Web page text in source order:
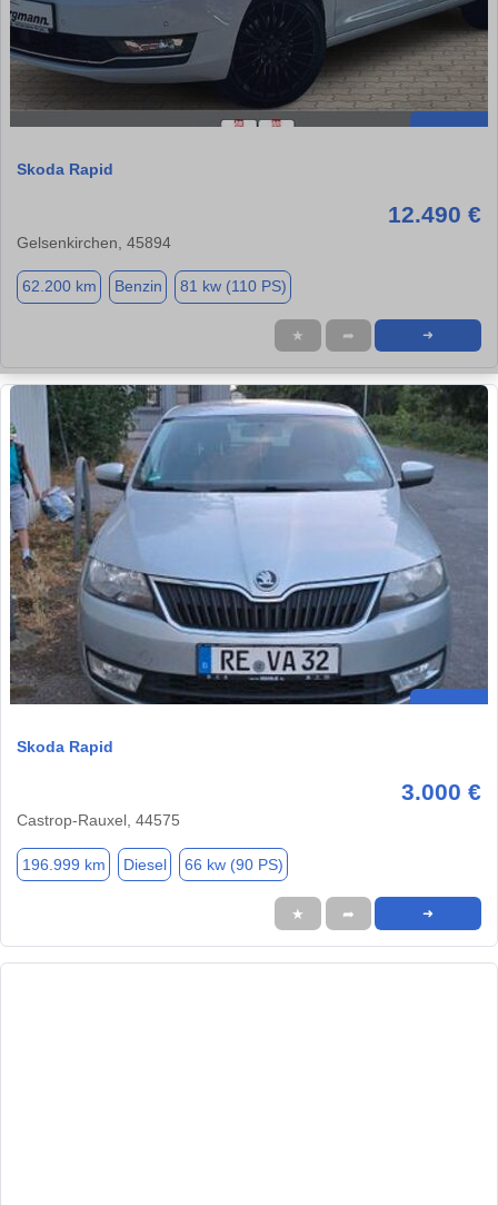
Skoda Rapid
12.490 €
Gelsenkirchen, 45894
62.200 km Benzin 81 kw (110 PS)
★ ➦ ➜
Skoda Rapid
3.000 €
Castrop-Rauxel, 44575
196.999 km Diesel 66 kw (90 PS)
★ ➦ ➜